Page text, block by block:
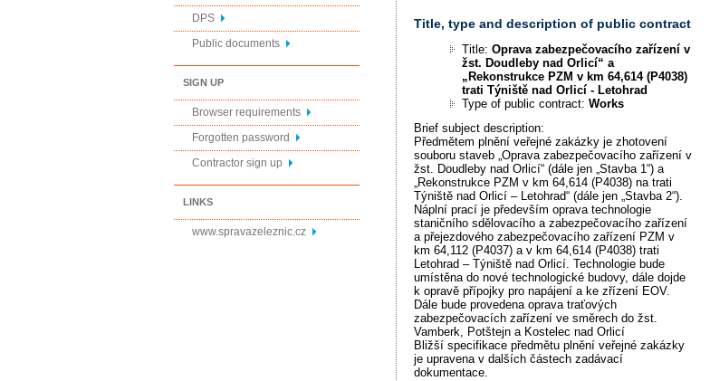
DPS
Public documents
SIGN UP
Browser requirements
Forgotten password
Contractor sign up
LINKS
www.spravazeleznic.cz
Title, type and description of public contract
Title:Oprava zabezpečovacího zařízení v
žst. Doudleby nad Orlicí“ a
„Rekonstrukce PZM v km 64,614 (P4038)
trati Týniště nad Orlicí - Letohrad
Type of public contract:Works
Brief subject description:
Předmětem plnění veřejné zakázky je zhotovení
souboru staveb „Oprava zabezpečovacího zařízení v
žst. Doudleby nad Orlicí“ (dále jen „Stavba 1“) a
„Rekonstrukce PZM v km 64,614 (P4038) na trati
Týniště nad Orlicí – Letohrad“ (dále jen „Stavba 2“).
Náplní prací je především oprava technologie
staničního sdělovacího a zabezpečovacího zařízení
a přejezdového zabezpečovacího zařízení PZM v
km 64,112 (P4037) a v km 64,614 (P4038) trati
Letohrad – Týniště nad Orlicí. Technologie bude
umístěna do nové technologické budovy, dále dojde
k opravě přípojky pro napájení a ke zřízení EOV.
Dále bude provedena oprava traťových
zabezpečovacích zařízení ve směrech do žst.
Vamberk, Potštejn a Kostelec nad Orlicí
Bližší specifikace předmětu plnění veřejné zakázky
je upravena v dalších částech zadávací
dokumentace.